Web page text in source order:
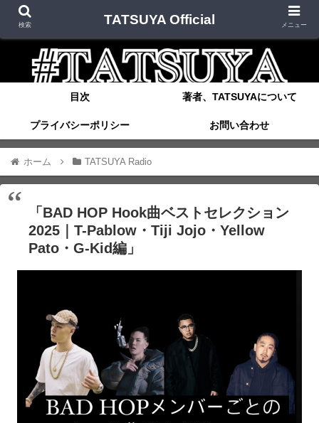
目次 著者、TATSUYAについて
プライバシーポリシー お問い合わせ
ホーム TATSUYA Radio
「BAD HOP Hook曲ベストセレクション
2025｜T-Pablow・Tiji Jojo・Yellow
Pato・G-Kid編」
検索 TATSUYA Official メニュー